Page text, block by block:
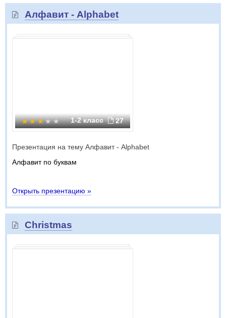
Алфавит - Alphabet
1-2 класс 27
Презентация на тему Алфавит - Alphabet
Алфавит по буквам
Открыть презентацию »
Christmas